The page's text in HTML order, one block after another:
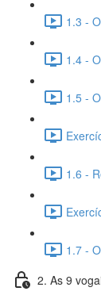
1.3 -
1.4 -
1.5 -
1.6 -
1.7 -
2. As 9